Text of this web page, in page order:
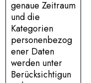
genaue Zeitraum
und die
Kategorien
personenbezog
ener Daten
werden unter
Berücksichtigun